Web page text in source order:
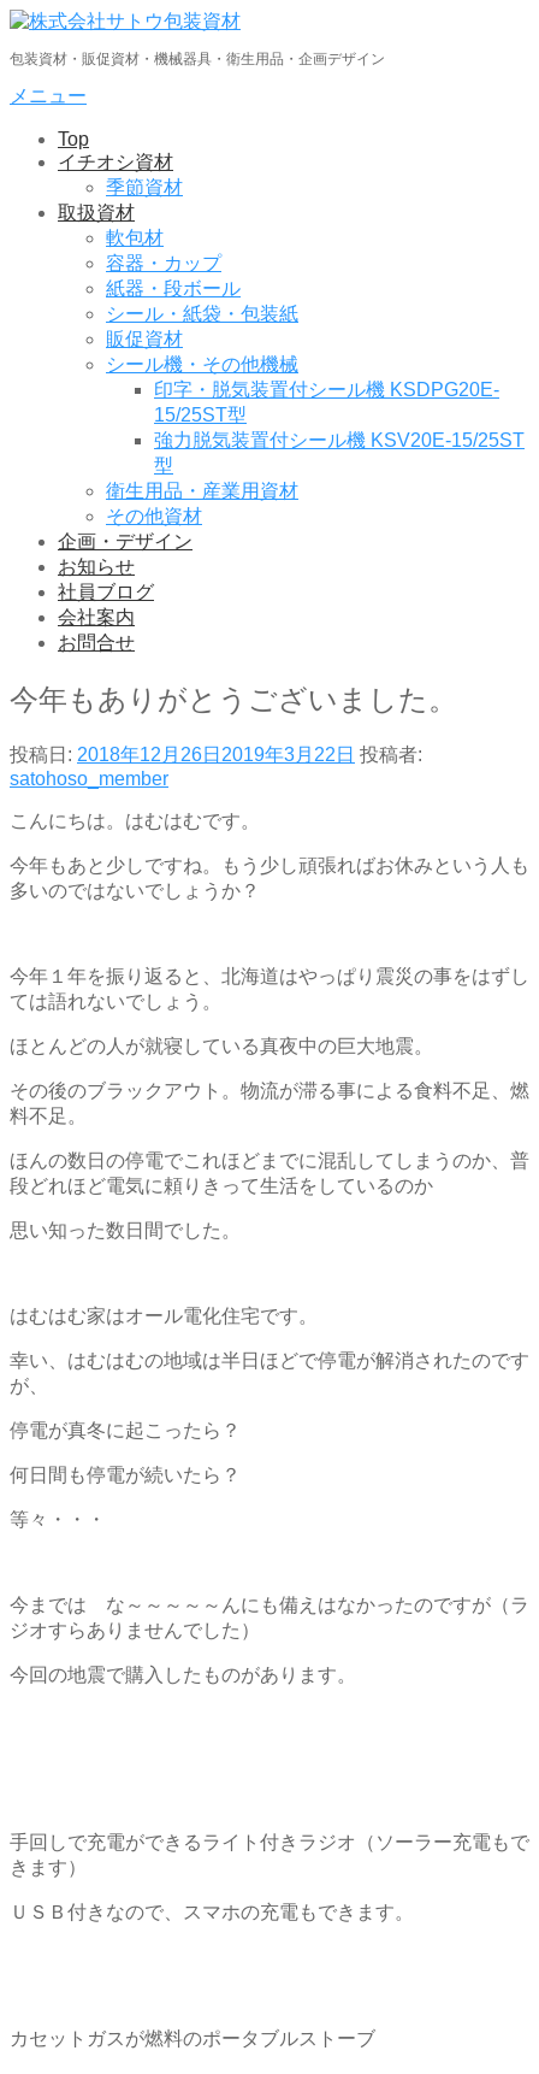
コ
テ
ン
包装資材・販促資材・機械器具・衛生用品・企画デザイン
メニュー
Top
イチオシ資材
季節資材
取扱資材
軟包材
容器・カップ
紙器・段ボール
シール・紙袋・包装紙
販促資材
シール機・その他機械
印字・脱気装置付シール機 KSDPG20E-
15/25ST型
強力脱気装置付シール機 KSV20E-15/25ST
型
衛生用品・産業用資材
その他資材
企画・デザイン
お知らせ
社員ブログ
会社案内
お問合せ
今年もありがとうございました。
投稿日: 2018年12月26日 2019年3月22日 投稿者:
satohoso_member
こんにちは。はむはむです。
今年もあと少しですね。もう少し頑張ればお休みという人も
多いのではないでしょうか？
今年１年を振り返ると、北海道はやっぱり震災の事をはずし
ては語れないでしょう。
ほとんどの人が就寝している真夜中の巨大地震。
その後のブラックアウト。物流が滞る事による食料不足、燃
料不足。
ほんの数日の停電でこれほどまでに混乱してしまうのか、普
段どれほど電気に頼りきって生活をしているのか
思い知った数日間でした。
はむはむ家はオール電化住宅です。
幸い、はむはむの地域は半日ほどで停電が解消されたのです
が、
停電が真冬に起こったら？
何日間も停電が続いたら？
等々・・・
今までは な～～～～～んにも備えはなかったのですが（ラ
ジオすらありませんでした）
今回の地震で購入したものがあります。
手回しで充電ができるライト付きラジオ（ソーラー充電もで
きます）
ＵＳＢ付きなので、スマホの充電もできます。
カセットガスが燃料のポータブルストーブ